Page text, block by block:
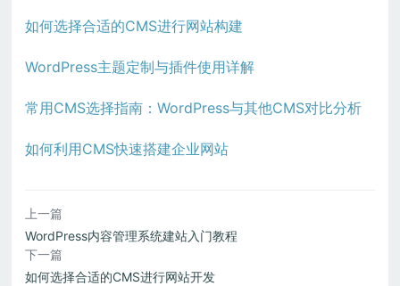
如何选择合适的CMS进行网站构建
WordPress主题定制与插件使用详解
常用CMS选择指南：WordPress与其他CMS对比分析
如何利用CMS快速搭建企业网站
上一篇
WordPress内容管理系统建站入门教程
下一篇
如何选择合适的CMS进行网站开发